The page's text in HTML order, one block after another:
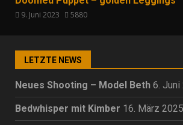
9. Juni 2023 5880
LETZTE NEWS
Neues Shooting – Model Beth 6. Juni
Bedwhisper mit Kimber 16. März 2025